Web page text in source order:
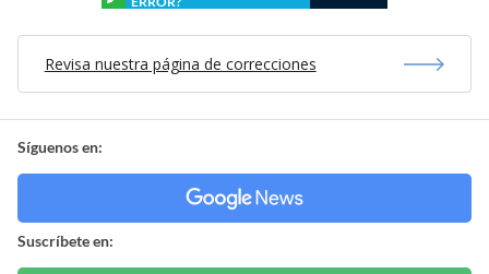
Revisa nuestra página de correcciones
Síguenos en:
Suscríbete en: